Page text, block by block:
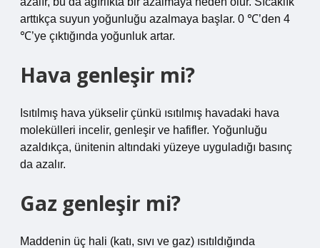
arttıkça suyun yoğunluğu azalmaya başlar. 0 ℃’den 4
℃’ye çıktığında yoğunluk artar.
Hava genleşir mi?
Isıtılmış hava yükselir çünkü ısıtılmış havadaki hava
molekülleri incelir, genleşir ve hafifler. Yoğunluğu
azaldıkça, ünitenin altındaki yüzeye uyguladığı basınç
da azalır.
Gaz genleşir mi?
Maddenin üç hali (katı, sıvı ve gaz) ısıtıldığında